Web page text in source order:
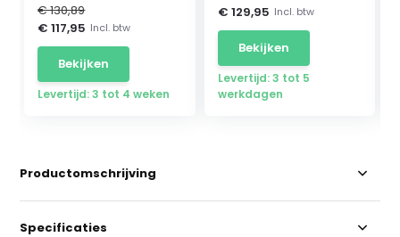
€ 130,89
€ 117,95 Incl. btw
Bekijken
Levertijd: 3 tot 4 weken
€ 129,95 Incl. btw
Bekijken
Levertijd: 3 tot 5
werkdagen
Productomschrijving
Specificaties